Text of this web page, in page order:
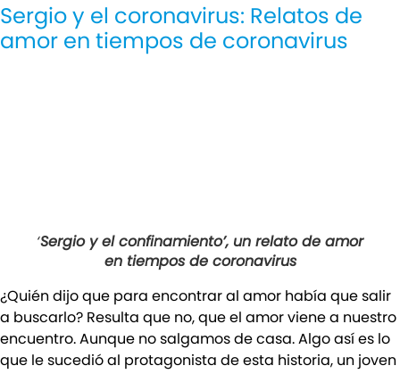
Sergio y el coronavirus: Relatos de
amor en tiempos de coronavirus
‘Sergio y el confinamiento’, un relato de amor
en tiempos de coronavirus
¿Quién dijo que para encontrar al amor había que salir
a buscarlo? Resulta que no, que el amor viene a nuestro
encuentro. Aunque no salgamos de casa. Algo así es lo
que le sucedió al protagonista de esta historia, un joven